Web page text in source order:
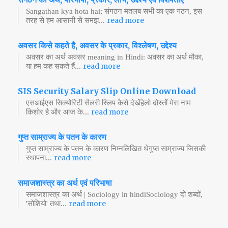
Sangathan kya hota hai; संगठन मतलब सभी का एक गठन, इस
तरह से हम आसानी से समझ... read more
अवसर किसे कहते है, अवसर के प्रकार, विश्लेषण, उद्देश्य
अवसर का अर्थ अवसर meaning in Hindi: अवसर का अर्थ मौका,
या हम कह सकते हैं... read more
SIS Security Salary Slip Online Download
एसआईएस सिक्योरिटी सैलरी स्लिप कैसे देखेंहेलो दोस्तों मेरा नाम
किशोर है और आज के... read more
गुप्त साम्राज्य के पतन के कारण
गुप्त साम्राज्य के पतन के कारण निम्नलिखित थेगुप्त साम्राज्य जिसकी
स्थापना... read more
समाजशास्त्र का अर्थ एवं परिभाषा
समाजशास्त्र का अर्थ | Sociology in hindiSociology दो शब्दों,
'सोशियो' तथा... read more